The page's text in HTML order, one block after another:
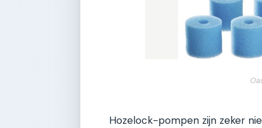
Hozelock-pompen zijn zeker